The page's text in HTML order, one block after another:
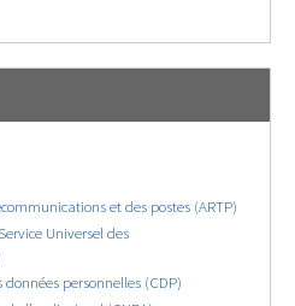
et des postes (ARTP)
Universel des
personnelles (CDP)